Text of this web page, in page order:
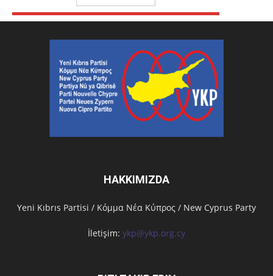
HAKKIMIZDA
Υeni Kıbrıs Partisi / Κόμμα Νέα Κύπρος / New Cyprus Party
İletişim: ykp@ykp.org.cy